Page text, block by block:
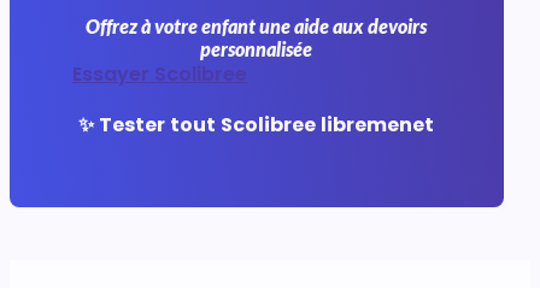
Offrez à votre enfant une aide aux devoirs
personnalisée
Essayer Scolibree
✨ Tester tout Scolibree libremenet